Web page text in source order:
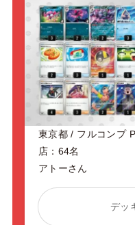
東京都 / フルコンプ
店：64名
アトーさん
デッ